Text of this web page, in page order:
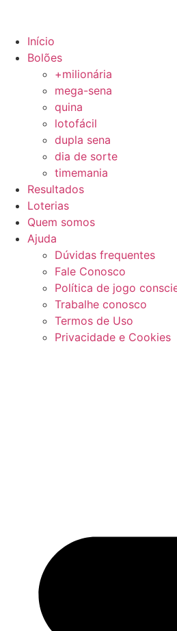
Início
Bolões
+milionária
mega-sena
quina
lotofácil
dupla sena
dia de sorte
timemania
Resultados
Loterias
Quem somos
Ajuda
Dúvidas frequentes
Fale Conosco
Política de jogo
Trabalhe conosco
Termos de Uso
Privacidade e Cookies